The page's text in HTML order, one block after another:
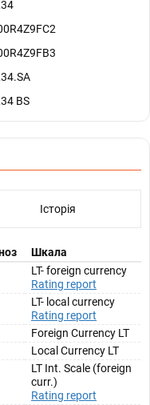
BS
Історія
Шкала
LT- foreign currency
Rating report
LT- local currency
Rating report
Foreign Currency LT
Local Currency LT
LT Int. Scale (foreign
curr.)
Rating report